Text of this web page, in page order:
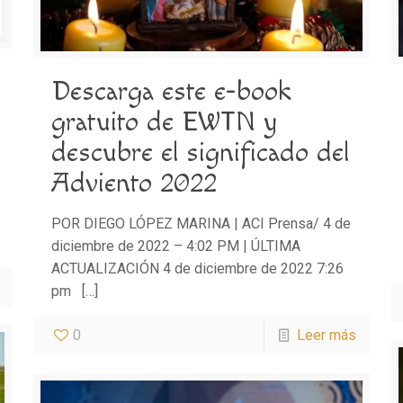
Descarga este e-book
gratuito de EWTN y
descubre el significado del
Adviento 2022
POR DIEGO LÓPEZ MARINA | ACI Prensa/ 4 de
diciembre de 2022 – 4:02 PM | ÚLTIMA
ACTUALIZACIÓN 4 de diciembre de 2022 7:26
pm
[…]
0 Leer más